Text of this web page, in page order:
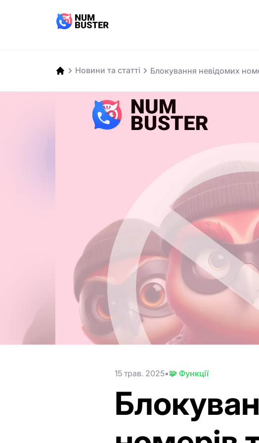
Новини та статті Блокування невідомих
15 трав. 2025 🧩 Функції